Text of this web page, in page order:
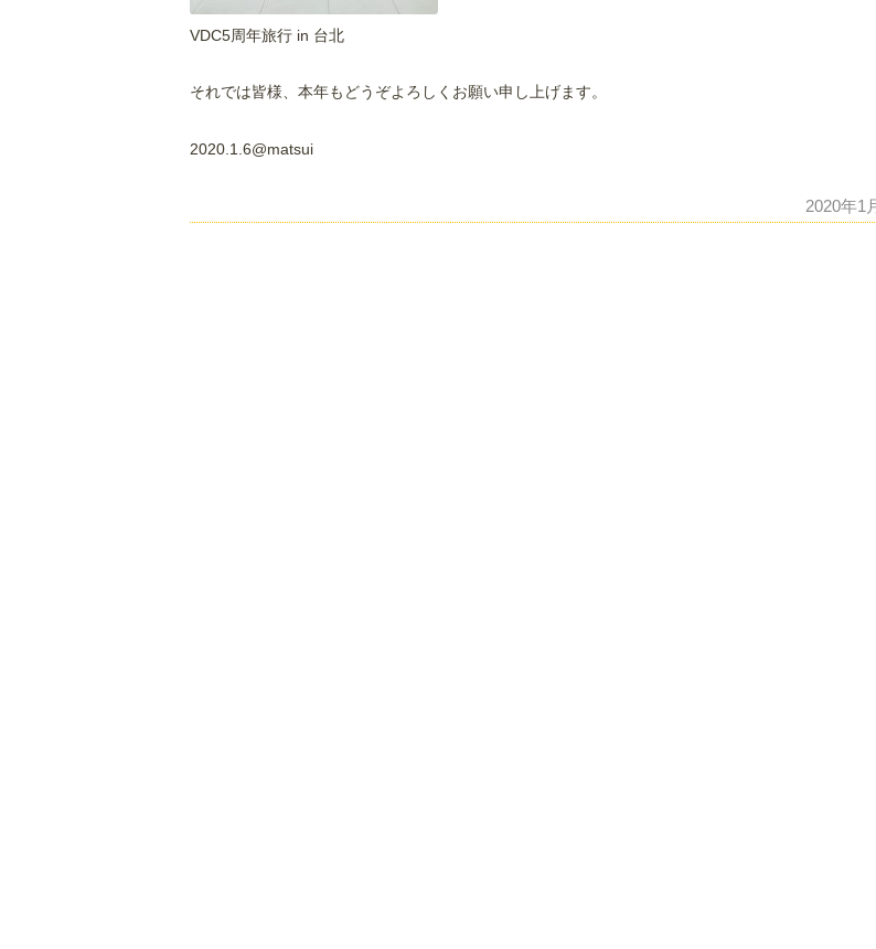
VDC5周年旅行 in 台北
それでは皆様、本年もどうぞよろしくお願い申し上げます。
2020.1.6@matsui
2020年1